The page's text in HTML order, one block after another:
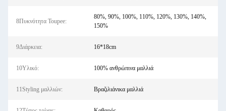
8Πυκνότητα Toupee:
80%, 90%, 100%, 110%, 120%, 130%, 140%,
150%
9Διάρκεια: 16*18cm
10Υλικό: 100% ανθρώπινα μαλλιά
11Styling μαλλιών: Βραζιλιάνικα μαλλιά